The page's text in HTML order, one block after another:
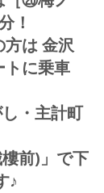
！
は 金沢
トに乗車
し・主計町
樓前)」で下
♪